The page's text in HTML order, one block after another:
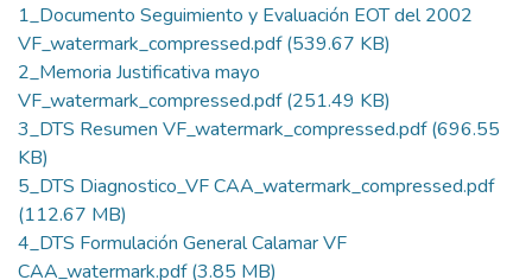
1_Documento Seguimiento y Evaluación EOT del 2002
VF_watermark_compressed.pdf(539.67 KB)
2_Memoria Justificativa mayo
VF_watermark_compressed.pdf(251.49 KB)
3_DTS Resumen VF_watermark_compressed.pdf(696.55
KB)
5_DTS Diagnostico_VF CAA_watermark_compressed.pdf
(112.67 MB)
4_DTS Formulación General Calamar VF
CAA_watermark.pdf(3.85 MB)